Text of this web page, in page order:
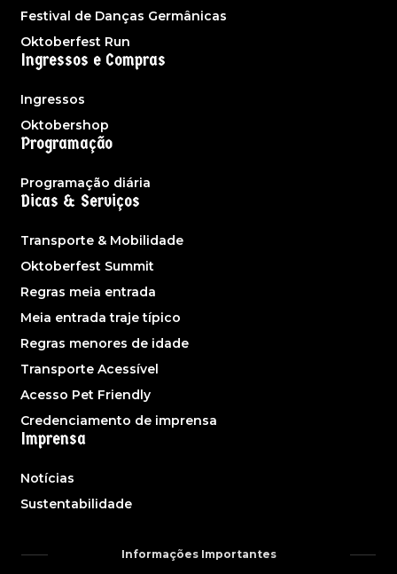
Festival de Danças Germânicas
Oktoberfest Run
Ingressos e Compras
Ingressos
Oktobershop
Programação
Programação diária
Dicas & Serviços
Transporte & Mobilidade
Oktoberfest Summit
Regras meia entrada
Meia entrada traje típico
Regras menores de idade
Transporte Acessível
Acesso Pet Friendly
Credenciamento de imprensa
Imprensa
Notícias
Sustentabilidade
Informações Importantes